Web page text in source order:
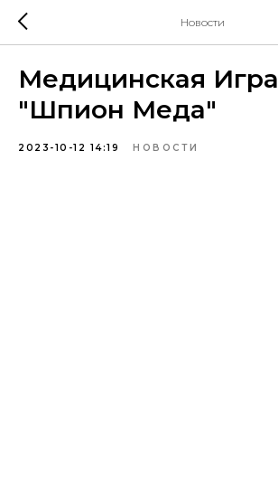
Новости
Медицинская Игра
"Шпион Меда"
2023-10-12 14:19 НОВОСТИ